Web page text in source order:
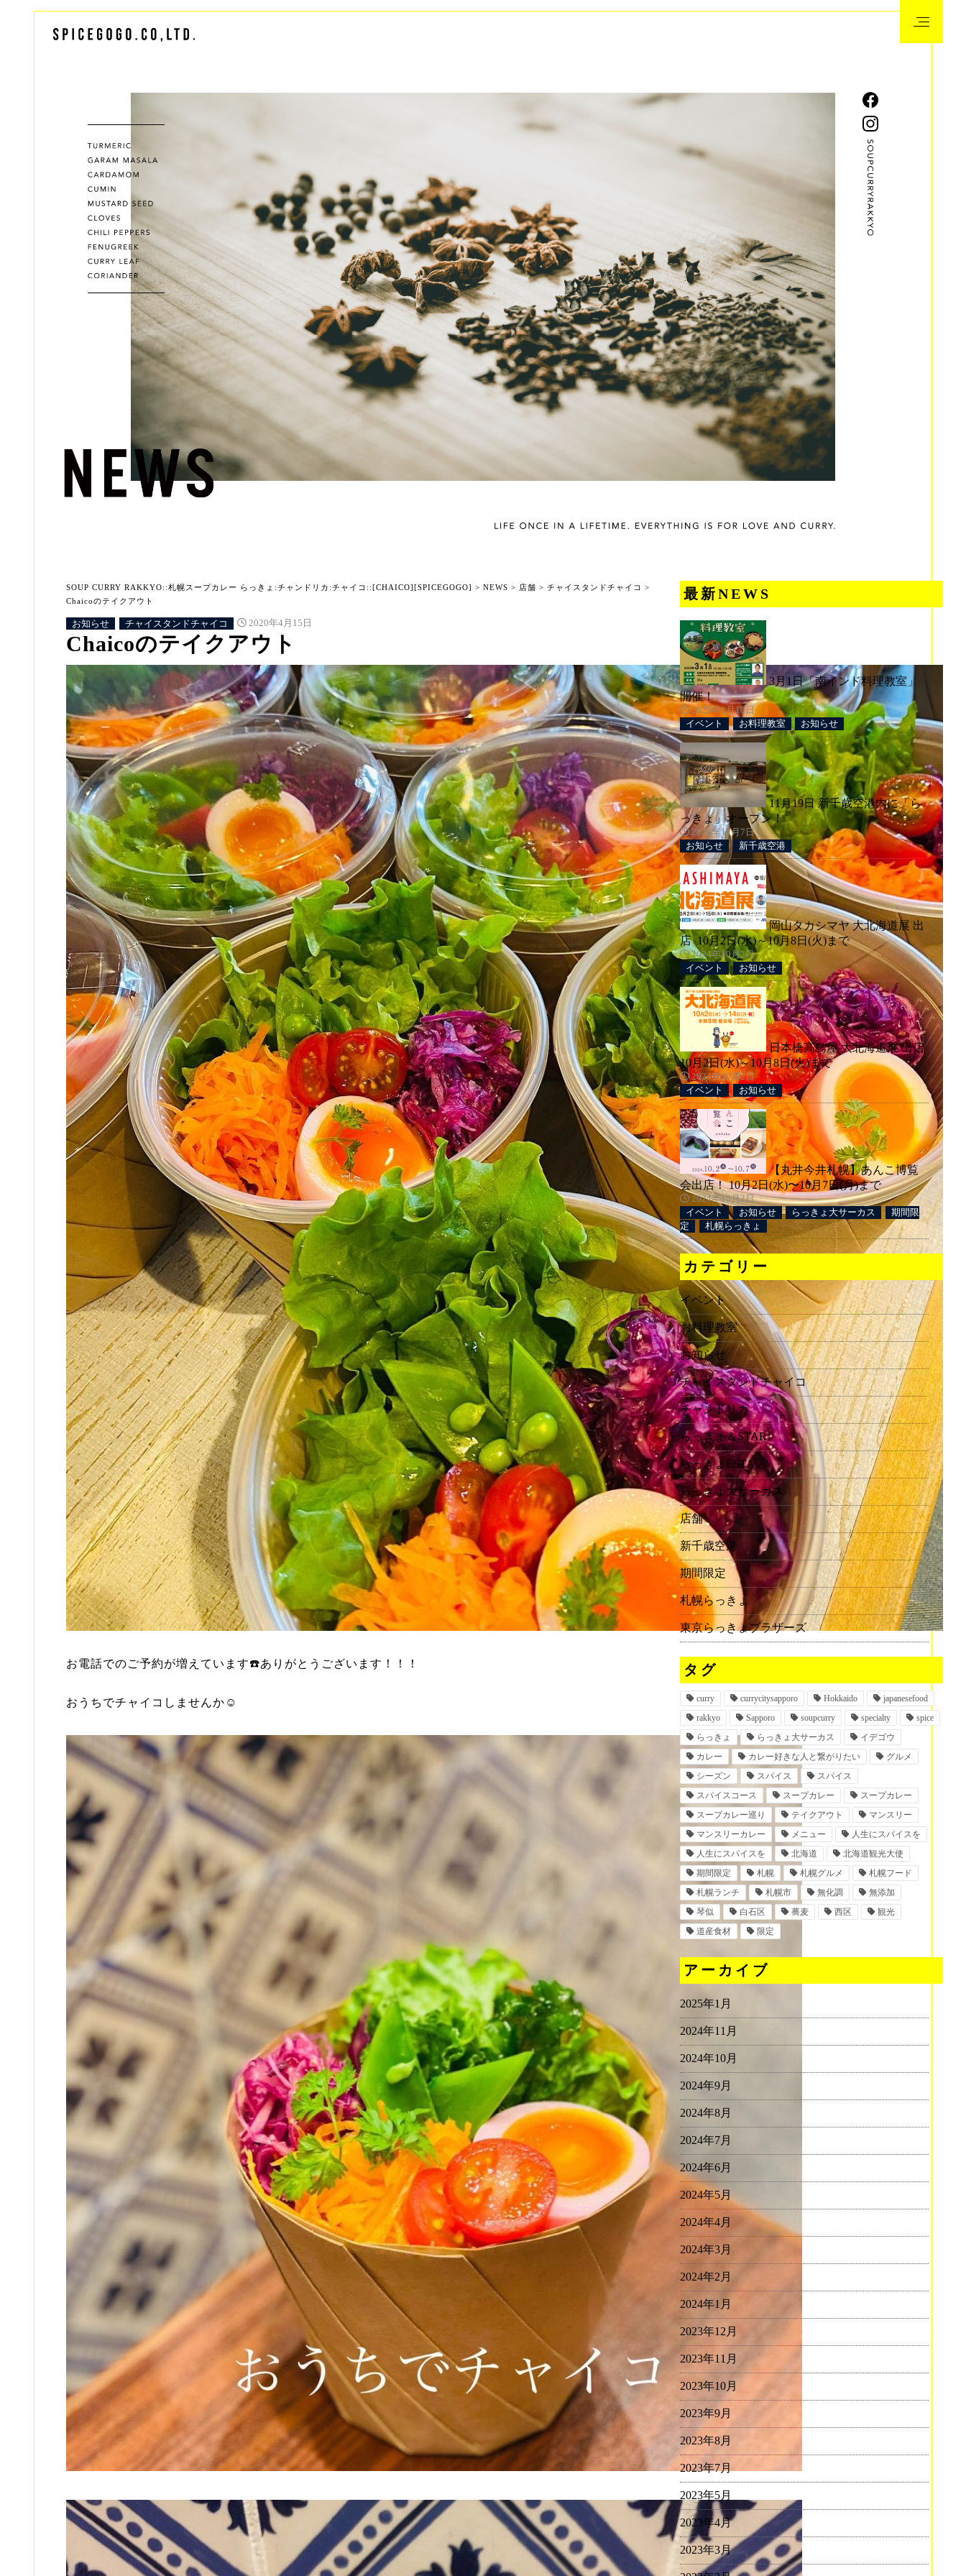
SOUP CURRY RAKKYO::札幌スープカレー らっきょ:チャンドリカ:チャイコ::[CHAICO][SPICEGOGO] > NEWS > 店舗 > チャイスタンドチャイコ >
Chaicoのテイクアウト
お知らせ チャイスタンドチャイコ 2020年4月15日
Chaicoのテイクアウト
お電話でのご予約が増えています☎️ありがとうございます！！！
おうちでチャイコしませんか☺️
最新NEWS
3月1日「南インド料理教室」
開催！
2025年1月10日
イベント
お料理教室 お知らせ
11月19日 新千歳空港内に「ら
っきょ」オープン！
2024年11月7日
お知らせ
新千歳空港
岡山タカシマヤ 大北海道展 出
店 10月2日(水)～10月8日(火)まで
2024年10月2日
イベント
お知らせ
日本橋高島屋 大北海道展 出店
10月2日(水)～10月8日(火)まで
2024年10月2日
イベント
お知らせ
【丸井今井札幌】あんこ博覧
会出店！ 10月2日(水)〜10月7日(月)まで
2024年10月2日
イベント
お知らせ らっきょ大サーカス
期間限
定
札幌らっきょ
カテゴリー
イベント
お料理教室
お知らせ
チャイスタンドチャイコ
チャンドリカ
らっきょ＆STAR
らっきょESTA店
らっきょ大サーカス
店舗
新千歳空港
期間限定
札幌らっきょ
東京らっきょブラザーズ
タグ
curry currycitysapporo Hokkaido
japanesefood
rakkyo
Sapporo soupcurry specialty
spice
らっきょ
らっきょ大サーカス
イデゴウ
カレー
カレー好きな人と繋がりたい
グルメ
シーズン
スパイス
スパイス
スパイスコース
スープカレー
スープカレー
スープカレー巡り
テイクアウト
マンスリー
マンスリーカレー
メニュー
人生にスパイスを
人生にスパイスを
北海道
北海道観光大使
期間限定
札幌 札幌グルメ
札幌フード
札幌ランチ
札幌市 無化調
無添加
琴似
白石区 蕎麦 西区
観光
道産食材
限定
アーカイブ
2025年1月
2024年11月
2024年10月
2024年9月
2024年8月
2024年7月
2024年6月
2024年5月
2024年4月
2024年3月
2024年2月
2024年1月
2023年12月
2023年11月
2023年10月
2023年9月
2023年8月
2023年7月
2023年5月
2023年4月
2023年3月